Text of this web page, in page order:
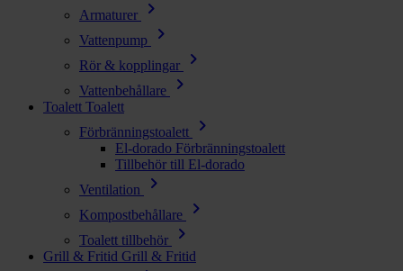
Armaturer chevron_right
Vattenpump chevron_right
Rör & kopplingar chevron_right
Vattenbehållare chevron_right
Toalett Toalett
Förbränningstoalett
chevron_right
El-dorado Förbränningstoalett
Tillbehör till El-dorado
Ventilation
chevron_right
Kompostbehållare chevron_right
Toalett tillbehör chevron_right
Grill & Fritid Grill & Fritid